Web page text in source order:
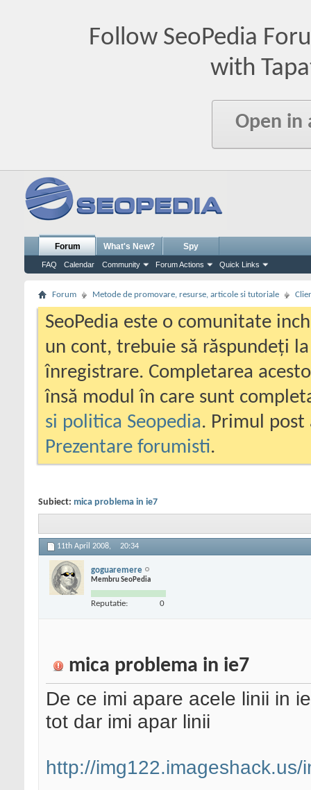
Follow SeoPedia
with
Open in
Forum
FAQ Calendar Community Forum Actions Quick Links
What's New? Spy
Forum Metode de promovare, resurse, articole si tutoriale
SeoPedia este o comunitate
un cont, trebuie să răspundeți
înregistrare. Completarea
însă modul în care sunt
si politica Seopedia. Primul
Prezentare forumisti.
Subiect: mica problema in ie7
11th April 2008, 20:34
goguaremere
Membru SeoPedia
Reputatie: 0
mica problema in ie7
De ce imi apare acele linii in
tot dar imi apar linii
http://